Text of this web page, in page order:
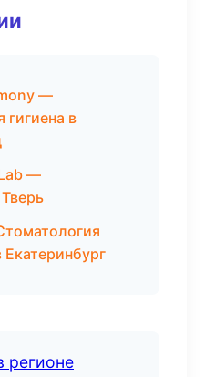
—
гигиена в
—
Екатеринбург
регионе